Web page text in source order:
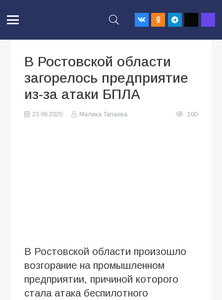
В Ростовской области
загорелось предприятие
из-за атаки БПЛА
23.06.2025 Малика Тапаева 100
В Ростовской области произошло
возгорание на промышленном
предприятии, причиной которого
стала атака беспилотного